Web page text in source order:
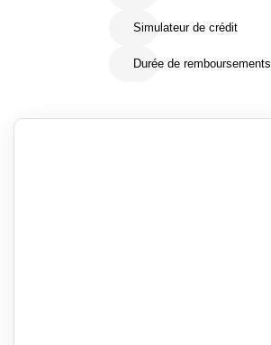
Simulateur de crédit
Durée de remboursements